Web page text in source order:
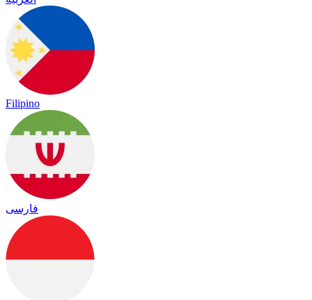
Filipino
فارسی